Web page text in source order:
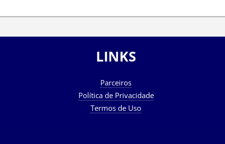
LINKS
Parceiros
Política de Privacidade
Termos de Uso